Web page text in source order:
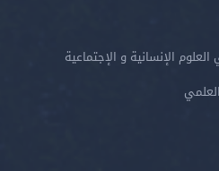
الإنسانية و الإجتماعية